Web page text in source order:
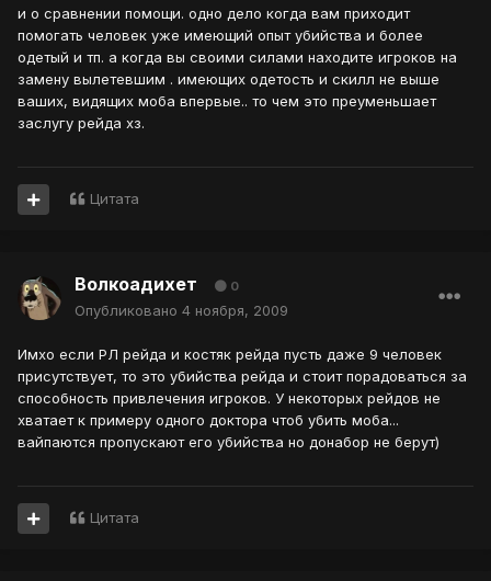
и о сравнении помощи. одно дело когда вам приходит
помогать человек уже имеющий опыт убийства и более
одетый и тп. а когда вы своими силами находите игроков на
замену вылетевшим . имеющих одетость и скилл не выше
ваших, видящих моба впервые.. то чем это преуменьшает
заслугу рейда хз.
Цитата
Волкоадихет 0
Опубликовано 4 ноября, 2009
Имхо если РЛ рейда и костяк рейда пусть даже 9 человек
присутствует, то это убийства рейда и стоит порадоваться за
способность привлечения игроков. У некоторых рейдов не
хватает к примеру одного доктора чтоб убить моба...
вайпаются пропускают его убийства но донабор не берут)
Цитата